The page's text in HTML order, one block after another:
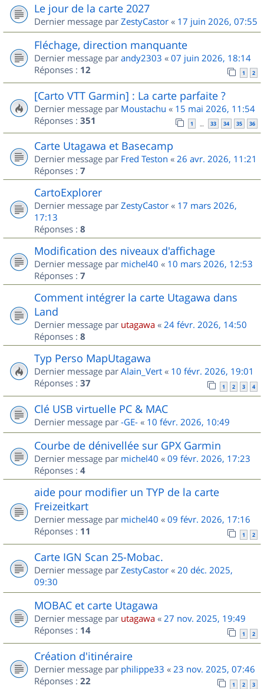
Le jour de la carte 2027
Dernier message par ZestyCastor « 17 juin 2026, 07:55
Fléchage, direction manquante
Dernier message par andy2303 « 07 juin 2026, 18:14
Réponses : 12 1 2
[Carto VTT Garmin] : La carte parfaite ?
Dernier message par Moustachu « 15 mai 2026, 11:54
Réponses : 351 1 … 33 34 35 36
Carte Utagawa et Basecamp
Dernier message par Fred Teston « 26 avr. 2026, 11:21
Réponses : 7
CartoExplorer
Dernier message par ZestyCastor « 17 mars 2026,
17:13
Réponses : 8
Modification des niveaux d'affichage
Dernier message par michel40 « 10 mars 2026, 12:53
Réponses : 7
Comment intégrer la carte Utagawa dans
Land
Dernier message par utagawa « 24 févr. 2026, 14:50
Réponses : 8
Typ Perso MapUtagawa
Dernier message par Alain_Vert « 10 févr. 2026, 19:01
Réponses : 37 1 2 3 4
Clé USB virtuelle PC & MAC
Dernier message par -GE- « 10 févr. 2026, 10:49
Courbe de dénivellée sur GPX Garmin
Dernier message par michel40 « 09 févr. 2026, 17:23
Réponses : 4
aide pour modifier un TYP de la carte
Freizeitkart
Dernier message par michel40 « 09 févr. 2026, 17:16
Réponses : 11 1 2
Carte IGN Scan 25-Mobac.
Dernier message par ZestyCastor « 20 déc. 2025,
09:30
MOBAC et carte Utagawa
Dernier message par utagawa « 27 nov. 2025, 19:49
Réponses : 14 1 2
Création d'itinéraire
Dernier message par philippe33 « 23 nov. 2025, 07:46
Réponses : 22 1 2 3